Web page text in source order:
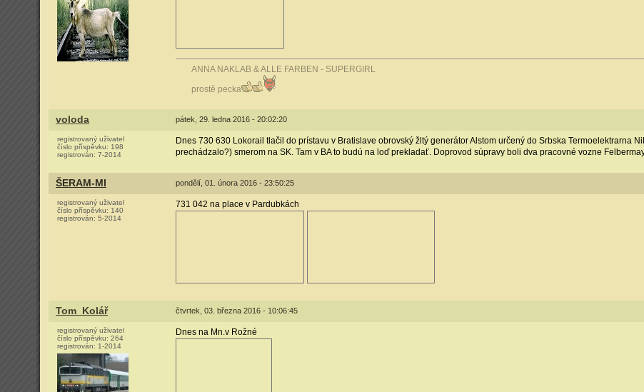
ANNA NAKLAB & ALLE FARBEN - SUPERGIRL
prostě pecka
voloda pátek, 29. ledna 2016 - 20:02:20
registrovaný uživatel
číslo příspěvku: 198
registrován: 7-2014
Dnes 730 630 Lokorail tlačil do prístavu v Bratislave obrovský žltý generátor Alstom určený do Srbska Termoelektrarna
prechádzalo?) smerom na SK. Tam v BA to budú na loď prekladať. Doprovod súpravy boli dva pracovné vozne
ŠERAM-MI pondělí, 01. února 2016 - 23:50:25
registrovaný uživatel
číslo příspěvku: 140
registrován: 5-2014
731 042 na place v Pardubkách
Tom_Kolář čtvrtek, 03. března 2016 - 10:06:45
registrovaný uživatel
číslo příspěvku: 264
registrován: 1-2014
Dnes na Mn.v Rožné